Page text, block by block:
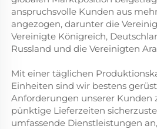
anspruchsvolle Kunden aus
angezogen, darunter die
Vereinigte Königreich,
Russland und die Vereinigten
Mit einer täglichen
Einheiten sind wir bestens
Anforderungen unserer Kunden
pünktige Lieferzeiten
umfassende Dienstleistungen